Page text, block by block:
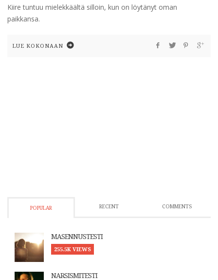
Kiire tuntuu mielekkäältä silloin, kun on löytänyt oman
paikkansa.
LUE KOKONAAN
POPULAR RECENT COMMENTS
MASENNUSTESTI
255.5K VIEWS
NARSISMITESTI